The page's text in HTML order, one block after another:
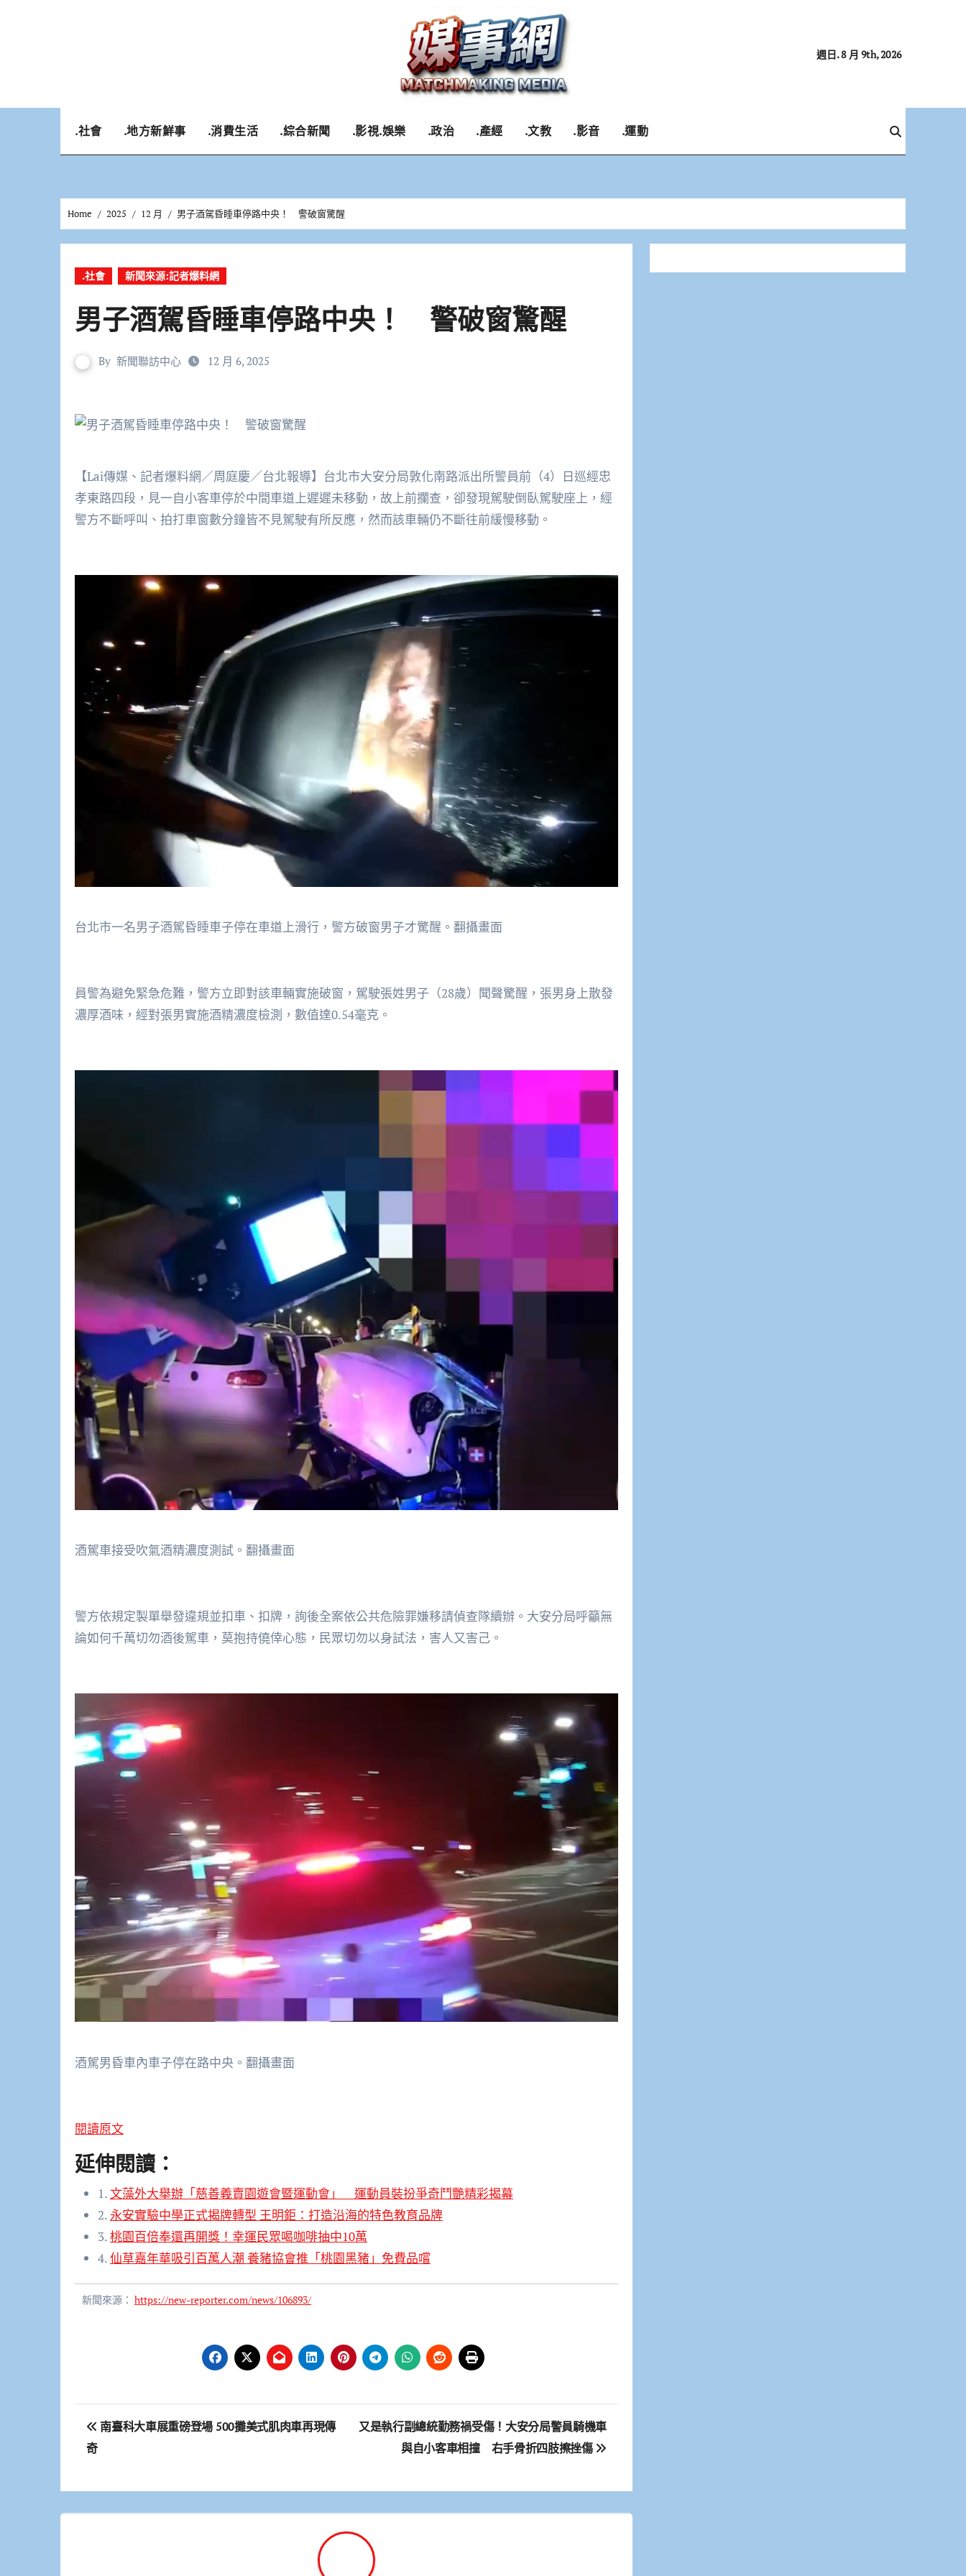
週日. 8 月 9th, 2026
.社會 .地方新鮮事 .消費生活 .綜合新聞 .影視.娛樂 .政治 .產經 .文教 .影音 .運動
Home 2025 12 月 男子酒駕昏睡車停路中央！ 警破窗驚醒
.社會 新聞來源:記者爆料網
男子酒駕昏睡車停路中央！ 警破窗驚醒
By 新聞聯訪中心 12 月 6, 2025
【Lai傳媒、記者爆料網／周庭慶／台北報導】台北市大安分局敦化南路派出所警員前（4）日巡經忠
孝東路四段，見一自小客車停於中間車道上遲遲未移動，故上前攔查，卻發現駕駛倒臥駕駛座上，經
警方不斷呼叫、拍打車窗數分鐘皆不見駕駛有所反應，然而該車輛仍不斷往前緩慢移動。
台北市一名男子酒駕昏睡車子停在車道上滑行，警方破窗男子才驚醒。翻攝畫面
員警為避免緊急危難，警方立即對該車輛實施破窗，駕駛張姓男子（28歲）聞聲驚醒，張男身上散發
濃厚酒味，經對張男實施酒精濃度檢測，數值達0.54毫克。
酒駕車接受吹氣酒精濃度測試。翻攝畫面
警方依規定製單舉發違規並扣車、扣牌，詢後全案依公共危險罪嫌移請偵查隊續辦。大安分局呼籲無
論如何千萬切勿酒後駕車，莫抱持僥倖心態，民眾切勿以身試法，害人又害己。
酒駕男昏車內車子停在路中央。翻攝畫面
閱讀原文
延伸閱讀：
1.文藻外大舉辦「慈善義賣園遊會暨運動會」 運動員裝扮爭奇鬥艷精彩揭幕
2. 永安實驗中學正式揭牌轉型 王明鉅：打造沿海的特色教育品牌
3.桃園百倍奉還再開獎！幸運民眾喝咖啡抽中10萬
4.仙草嘉年華吸引百萬人潮 養豬協會推「桃園黑豬」免費品嚐
新聞來源： https://new-reporter.com/news/106893/
文
章
覽
南臺科大車展重磅登場 500攤美式肌肉車再現傳
奇
又是執行副總統勤務禍受傷！大安分局警員騎機車
與自小客車相撞 右手骨折四肢擦挫傷